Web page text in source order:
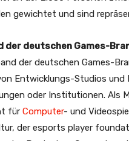
gewichtet und sind
der deutschen Games-
der deutschen Games-
Entwicklungs-Studios
oder Institutionen. Als
für Computer- und
der esports player